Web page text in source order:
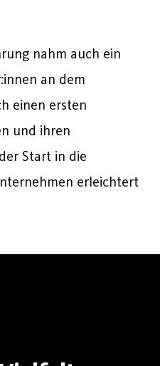
nahm auch ein
an dem
einen ersten
und ihren
Start in die
erleichtert